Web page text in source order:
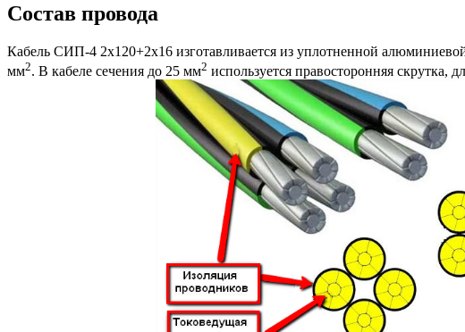
Состав провода
Кабель СИП-4 2х120+2х16 изготавливается из уплотненной
мм2. В кабеле сечения до 25 мм2 используется правосторонняя